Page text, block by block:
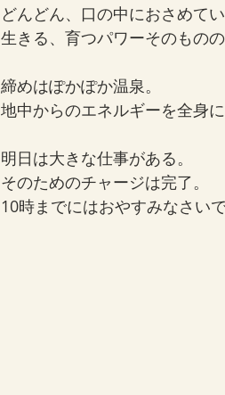
どんどん、口の中におさめてい
生きる、育つパワーそのものの
締めはぽかぽか温泉。
地中からのエネルギーを全身
明日は大きな仕事がある。
そのためのチャージは完了。
10時までにはおやすみなさい